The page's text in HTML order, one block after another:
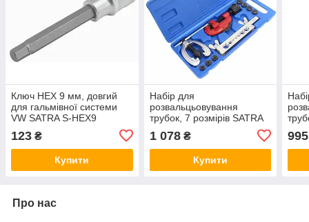
Ключ HEX 9 мм, довгий
для гальмівної системи
VW SATRA S-HEX9
123 ₴
Купити
Набір для
розвальцьовування
трубок, 7 розмірів SATRA
1 078₴
Купити
995
Про нас